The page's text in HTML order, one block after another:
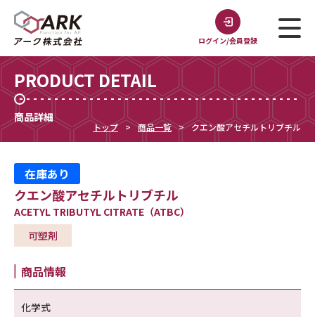
ログイン/会員登録
PRODUCT DETAIL
商品詳細
トップ 商品一覧 クエン酸アセチルトリブチル
在庫あり
クエン酸アセチルトリブチル
ACETYL TRIBUTYL CITRATE（ATBC）
可塑剤
商品情報
化学式